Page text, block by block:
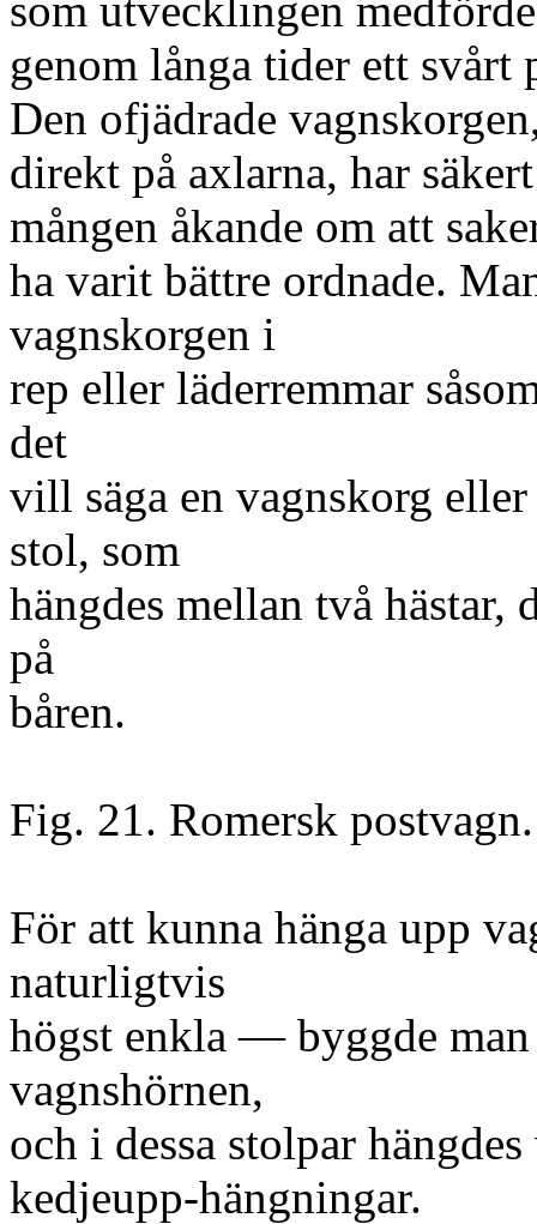
genom långa tider ett svårt
Den ofjädrade
direkt på axlarna, har
mången åkande om att
ha varit bättre ordnade.
vagnskorgen i
rep eller läderremmar
det
vill säga en vagnskorg
stol, som
hängdes mellan två hästar,
på
båren.
Fig. 21. Romersk postvagn.
För att kunna hänga upp
naturligtvis
högst enkla — byggde
vagnshörnen,
och i dessa stolpar
kedjeupp-hängningar.